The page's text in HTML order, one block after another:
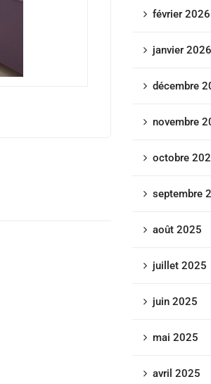
février 2026
janvier 2026
décembre
novembre
octobre
septembre
août 2025
juillet 2025
juin 2025
mai 2025
avril 2025